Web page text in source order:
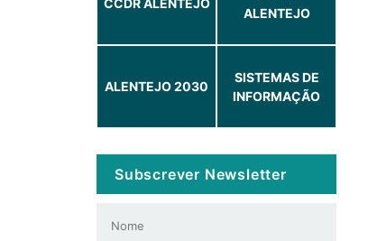
CCDR ALENTEJO
ALENTEJO
ALENTEJO 2030
SISTEMAS DE
INFORMAÇÃO
Subscrever Newsletter